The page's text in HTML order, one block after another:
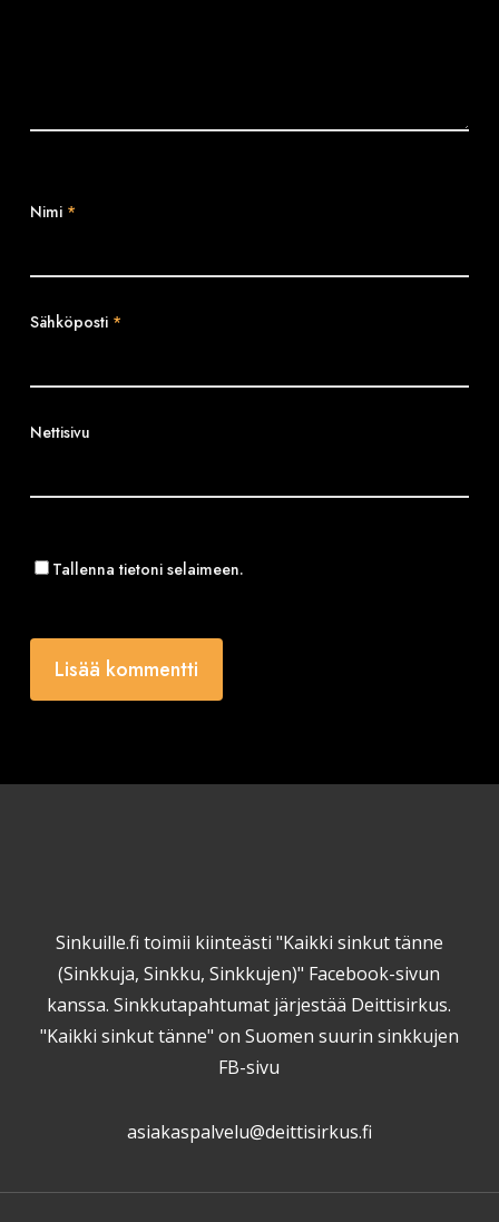
Nimi *
Sähköposti *
Nettisivu
Tallenna tietoni selaimeen.
Sinkuille.fi toimii kiinteästi "Kaikki sinkut tänne
(Sinkkuja, Sinkku, Sinkkujen)" Facebook-sivun
kanssa. Sinkkutapahtumat järjestää Deittisirkus.
"Kaikki sinkut tänne" on Suomen suurin sinkkujen
FB-sivu
asiakaspalvelu@deittisirkus.fi